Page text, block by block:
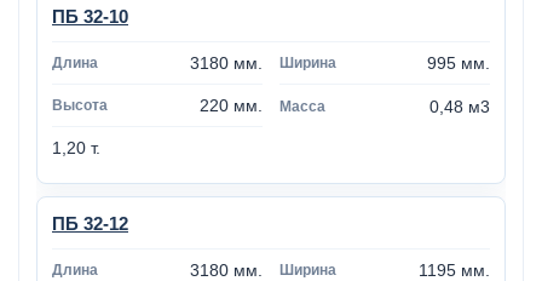
ПБ 32-10
3180 мм. 995 мм.
220 мм. 0,48 м3
1,20 т.
ПБ 32-12
3180 мм. 1195 мм.